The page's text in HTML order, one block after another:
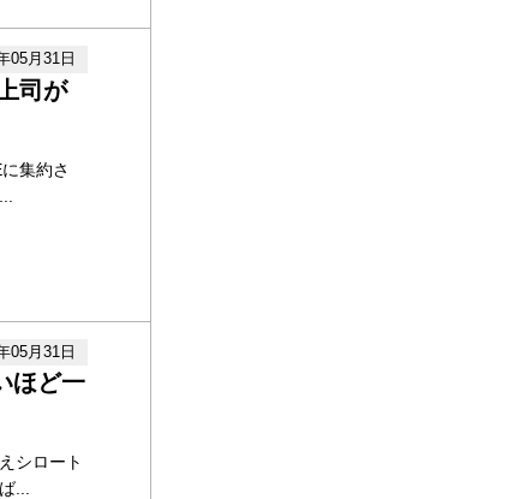
05月31日
司が
集約さ
05月31日
ほど一
シロート
...